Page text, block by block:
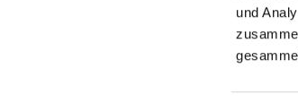
und